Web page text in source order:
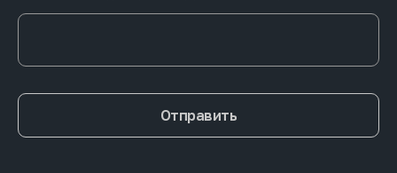
Отправить